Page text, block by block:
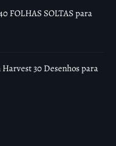
FOLHAS SOLTAS para
30 Desenhos para